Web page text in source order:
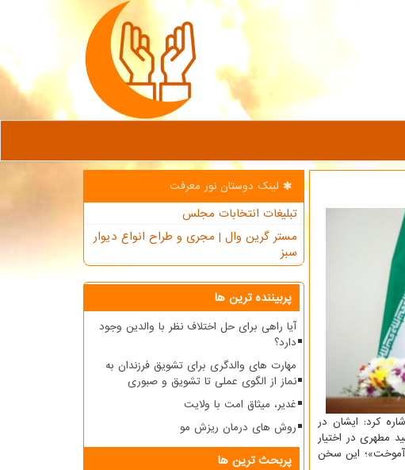
کرد: ایشان در
مطهری در اختیار
آموخت»؛ این سخن
لینک دوستان نور معرفت
تبلیغات انتخابات مجلس
مستر گرین وال | مجری و طراح انواع دیوار
سبز
پربیننده ترین ها
آیا راهی برای حل اختلاف نظر با والدین وجود
دارد؟
مهارت های والدگری برای تشویق فرزندان به
نماز از الگوی عملی تا تشویق و صبوری
غدیر، میثاق امت با ولایت
روش های درمان ریزش مو
پربحث ترین ها